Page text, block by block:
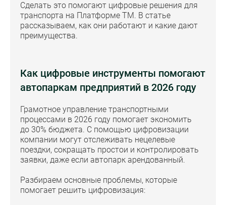
Сделать это помогают цифровые решения для
транспорта на Платформе ТМ. В статье
рассказываем, как они работают и какие дают
преимущества.
Как цифровые инструменты помогают
автопаркам предприятий в 2026 году
Грамотное управление транспортными
процессами в 2026 году помогает экономить
до 30% бюджета. С помощью цифровизации
компании могут отслеживать нецелевые
поездки, сокращать простои и контролировать
заявки, даже если автопарк арендованный.
Разбираем основные проблемы, которые
помогает решить цифровизация: